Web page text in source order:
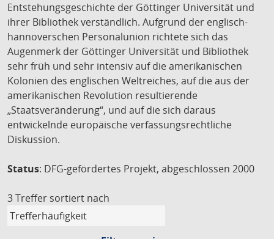
Entstehungsgeschichte der Göttinger Universität und
ihrer Bibliothek verständlich. Aufgrund der englisch-
hannoverschen Personalunion richtete sich das
Augenmerk der Göttinger Universität und Bibliothek
sehr früh und sehr intensiv auf die amerikanischen
Kolonien des englischen Weltreiches, auf die aus der
amerikanischen Revolution resultierende
„Staatsveränderung“, und auf die sich daraus
entwickelnde europäische verfassungsrechtliche
Diskussion.
Status: DFG-gefördertes Projekt, abgeschlossen 2000
3 Treffer sortiert nach